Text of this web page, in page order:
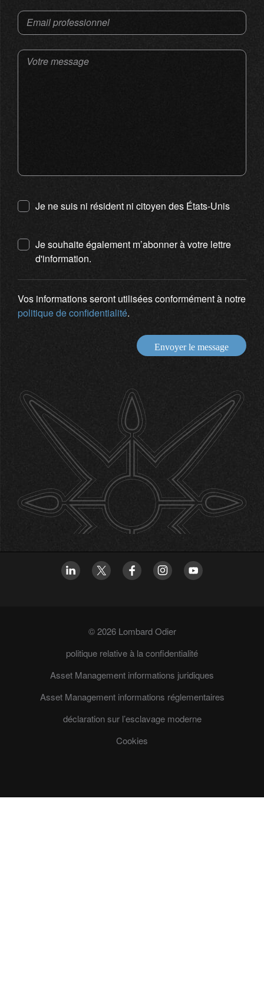
Email professionnel
Votre message
Je ne suis ni résident ni citoyen des États-Unis
Je souhaite également m’abonner à votre lettre
d'information.
Vos informations seront utilisées conformément à notre
politique de confidentialité.
Envoyer le message
© 2026 Lombard Odier
politique relative à la confidentialité
Asset Management informations juridiques
Asset Management informations réglementaires
déclaration sur l’esclavage moderne
Cookies